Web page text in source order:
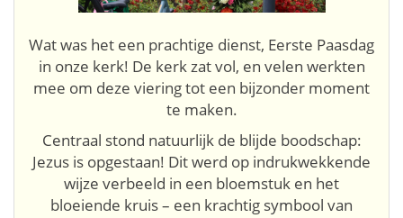
Wat was het een prachtige dienst, Eerste Paasdag
in onze kerk! De kerk zat vol, en velen werkten
mee om deze viering tot een bijzonder moment
te maken.
Centraal stond natuurlijk de blijde boodschap:
Jezus is opgestaan! Dit werd op indrukwekkende
wijze verbeeld in een bloemstuk en het
bloeiende kruis – een krachtig symbool van